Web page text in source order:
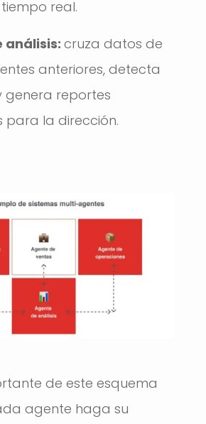
real.
análisis: cruza datos de
anteriores, detecta
genera reportes
para la dirección.
de este esquema
agente haga su